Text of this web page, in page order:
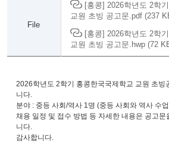
File
[홍콩] 2026학년도 2학
교원 초빙 공고문.pdf (237
[홍콩] 2026학년도 2학
교원 초빙 공고문.hwp (72
2026학년도 2학기 홍콩한국국제학교 교원 초빙
니다.
분야 : 중등 사회/역사 1명 (중등 사회와 역사 수
채용 일정 및 접수 방법 등 자세한 내용은 공고
니다.
감사합니다.